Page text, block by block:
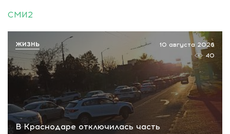
СМИ2
В Краснодаре отключилась часть
10 августа 2026
40
ЖИЗНЬ